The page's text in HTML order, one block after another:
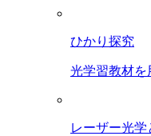
ひかり探究
光学習教材を
レーザー光